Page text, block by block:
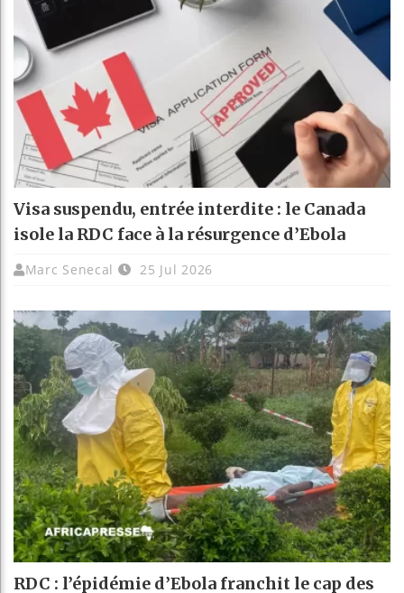
Visa suspendu, entrée interdite : le Canada
isole la RDC face à la résurgence d’Ebola
Marc Senecal 25 Jul 2026
RDC : l’épidémie d’Ebola franchit le cap des